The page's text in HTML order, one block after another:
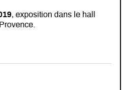
, exposition dans le hall
- The Durable